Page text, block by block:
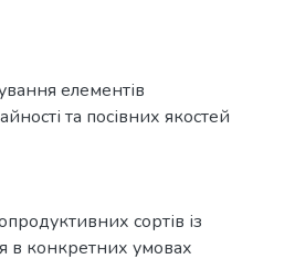
елементів
та посівних якостей
сортів із
в конкретних умовах